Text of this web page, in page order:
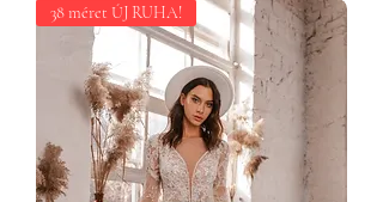
38 méret ÚJ RUHA!